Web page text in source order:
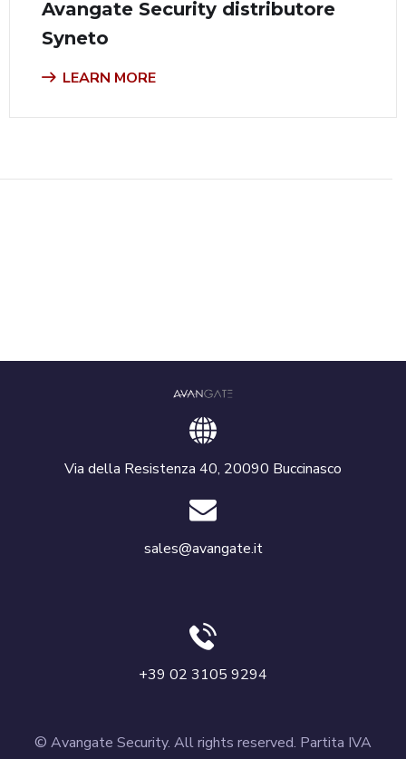
Avangate Security distributore
Syneto
LEARN MORE
Via della Resistenza 40, 20090 Buccinasco
sales@avangate.it
+39 02 3105 9294
© Avangate Security. All rights reserved. Partita IVA